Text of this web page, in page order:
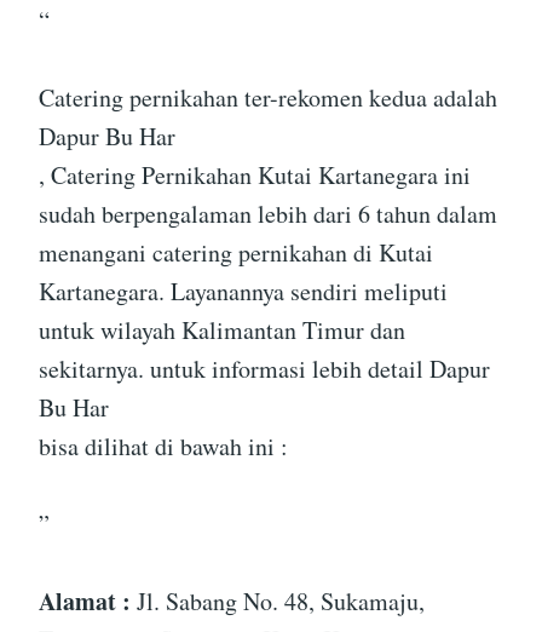
“
Catering pernikahan ter-rekomen kedua adalah
Dapur Bu Har
, Catering Pernikahan Kutai Kartanegara ini
sudah berpengalaman lebih dari 6 tahun dalam
menangani catering pernikahan di Kutai
Kartanegara. Layanannya sendiri meliputi
untuk wilayah Kalimantan Timur dan
sekitarnya. untuk informasi lebih detail Dapur
Bu Har
bisa dilihat di bawah ini :
”
Alamat : Jl. Sabang No. 48, Sukamaju,